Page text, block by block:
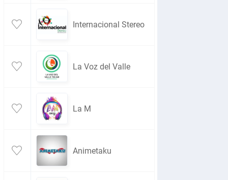
Internacional Stereo
La Voz del Valle
La M
Animetaku